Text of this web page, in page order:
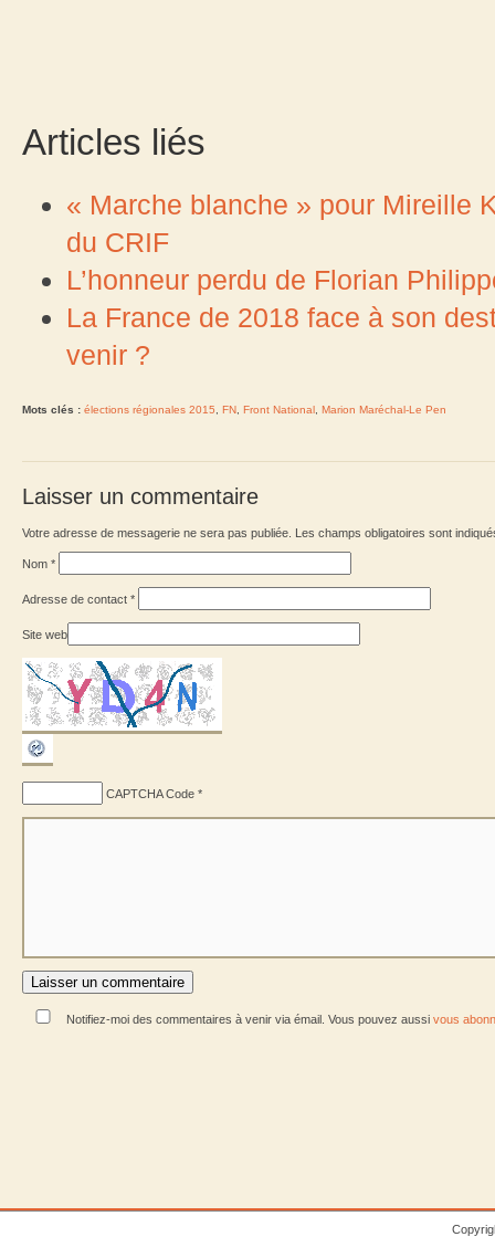
Articles liés
« Marche blanche » pour Mireille
du CRIF
L’honneur perdu de Florian
La France de 2018 face à son
venir ?
Mots clés : élections régionales 2015 FN Front National Marion Maréchal-Le Pen
Laisser un commentaire
Votre adresse de messagerie ne sera pas publiée. Les champs obligatoires sont
Nom *
Adresse de contact *
Site web
CAPTCHA Code *
Notifiez-moi des commentaires à venir via émail. Vous pouvez aussi vous